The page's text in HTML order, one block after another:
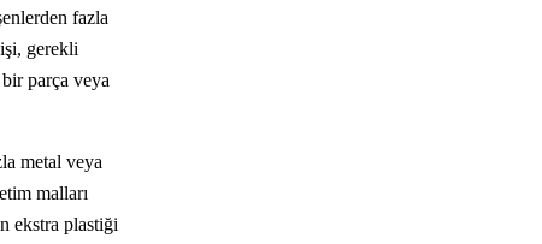
fazla
gerekli
parça veya
metal veya
malları
ekstra plastiği